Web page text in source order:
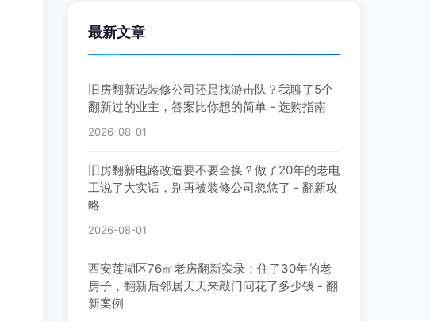
最新文章
旧房翻新选装修公司还是找游击队？我聊了5个
翻新过的业主，答案比你想的简单 - 选购指南
2026-08-01
旧房翻新电路改造要不要全换？做了20年的老电
工说了大实话，别再被装修公司忽悠了 - 翻新攻
略
2026-08-01
西安莲湖区76㎡老房翻新实录：住了30年的老
房子，翻新后邻居天天来敲门问花了多少钱 - 翻
新案例